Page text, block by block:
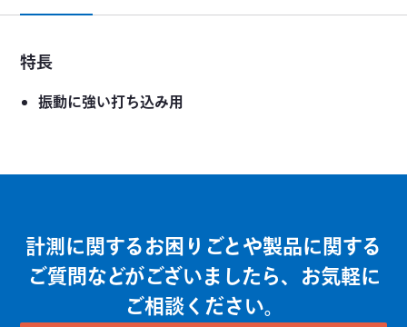
特長
振動に強い打ち込み用
計測に関するお困りごとや製品に関する
ご質問などがございましたら、お気軽に
ご相談ください。